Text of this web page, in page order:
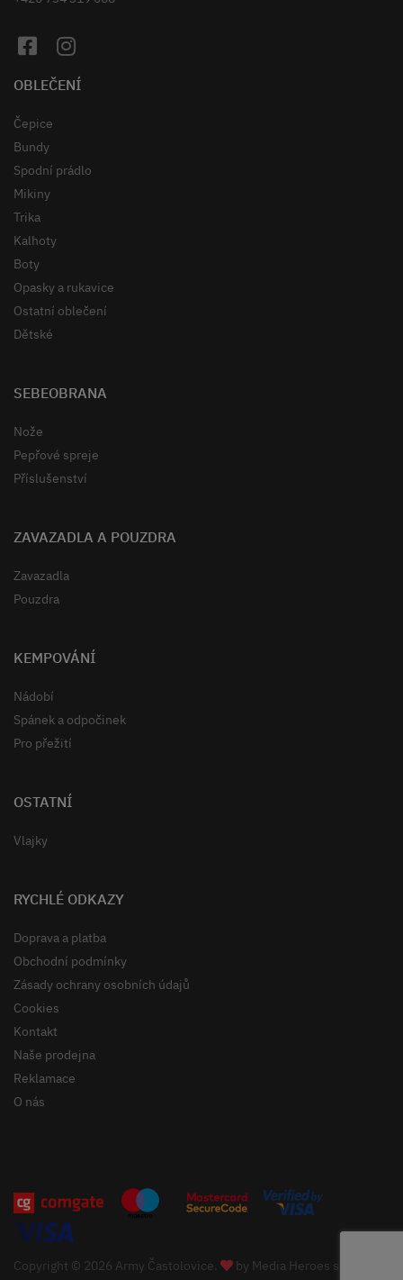
OBLEČENÍ
Čepice
Bundy
Spodní prádlo
Mikiny
Trika
Kalhoty
Boty
Opasky a rukavice
Ostatní oblečení
Dětské
SEBEOBRANA
Nože
Pepřové spreje
Příslušenství
ZAVAZADLA A POUZDRA
Zavazadla
Pouzdra
KEMPOVÁNÍ
Nádobí
Spánek a odpočinek
Pro přežití
OSTATNÍ
Vlajky
RYCHLÉ ODKAZY
Doprava a platba
Obchodní podmínky
Zásady ochrany osobních údajů
Cookies
Kontakt
Naše prodejna
Reklamace
O nás
Copyright © 2026 Army Častolovice. by Media Heroes s.r.o.